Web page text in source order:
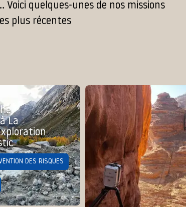
Voici quelques-unes de nos missions
plus récentes
La
DES RISQUES